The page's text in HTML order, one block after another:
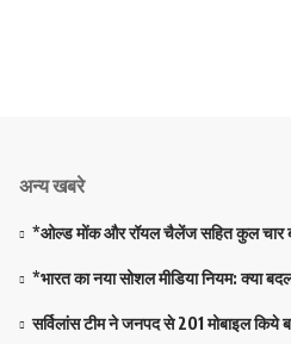
अन्य खबरे
*ओल्ड मोंक और रॉयल चैलेंज सहित कुल चार
*भारत का नया सोशल मीडिया नियम: क्या
सर्विलांस टीम ने जनपद से 201 मोबाइल किये